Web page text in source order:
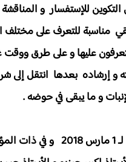
للإستفسار و
للتعرف على مختلف
عليها و على طرق ووقت
و إرشاده بعدها انتقل إلى
و ما يبقى في حوضه .
اليوم الثالث من